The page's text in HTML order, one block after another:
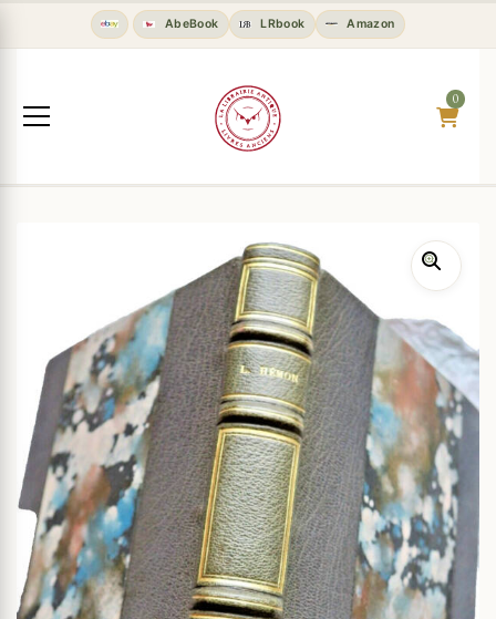
AbeBook LRbook Amazon
0